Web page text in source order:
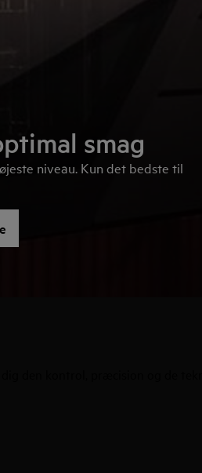
smag
niveau. Kun det bedste til